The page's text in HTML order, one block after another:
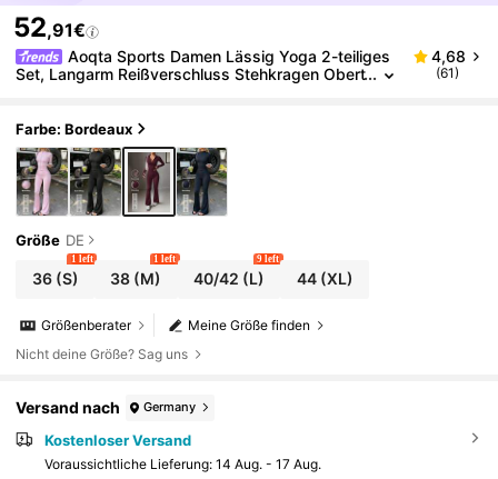
52,91€
Aoqta Sports Damen Lässig Yoga 2-teiliges
Set, Langarm Reißverschluss Stehkragen Obert
4,68
(61)
Farbe: Bordeaux
Größe DE
36(S)
1 left
38 (M)
1 left
40/42 (L)
9 left
44(XL)
Meine Größe finden
Größenberater
Nicht deine Größe? Sag uns
Versand nach Germany
Kostenloser Versand
Voraussichtliche Lieferung: 14 Aug. - 17 Aug.